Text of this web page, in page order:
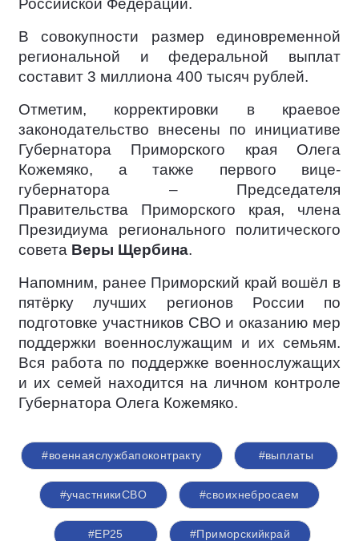
В совокупности размер единовременной
региональной и федеральной выплат
составит 3 миллиона 400 тысяч рублей.
Отметим, корректировки в краевое
законодательство внесены по инициативе
Губернатора Приморского края Олега
Кожемяко, а также первого вице-
губернатора – Председателя
Правительства Приморского края, члена
Президиума регионального политического
совета Веры Щербина.
Напомним, ранее Приморский край вошёл в
пятёрку лучших регионов России по
подготовке участников СВО и оказанию мер
поддержки военнослужащим и их семьям.
Вся работа по поддержке военнослужащих
и их семей находится на личном контроле
Губернатора Олега Кожемяко.
#военнаяслужбапоконтракту #выплаты
#участникиСВО #своихнебросаем
#ЕР25 #Приморскийкрай